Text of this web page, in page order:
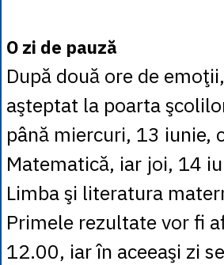
O zi de pauză
După două ore de
aşteptat la poarta
până miercuri, 13 iunie,
Matematică, iar joi, 14
Limba şi literatura
Primele rezultate vor fi
12.00, iar în aceeaşi zi